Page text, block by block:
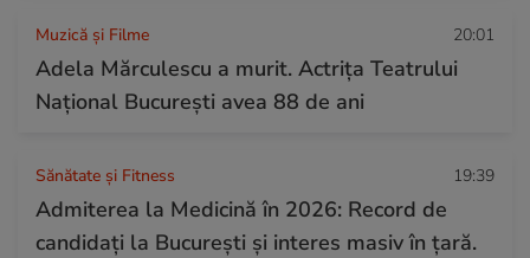
Muzică și Filme 20:01
Adela Mărculescu a murit. Actrița Teatrului
Național București avea 88 de ani
Sănătate și Fitness 19:39
Admiterea la Medicină în 2026: Record de
candidați la București și interes masiv în țară.